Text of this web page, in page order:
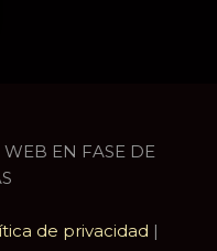
EN FASE DE
de privacidad |